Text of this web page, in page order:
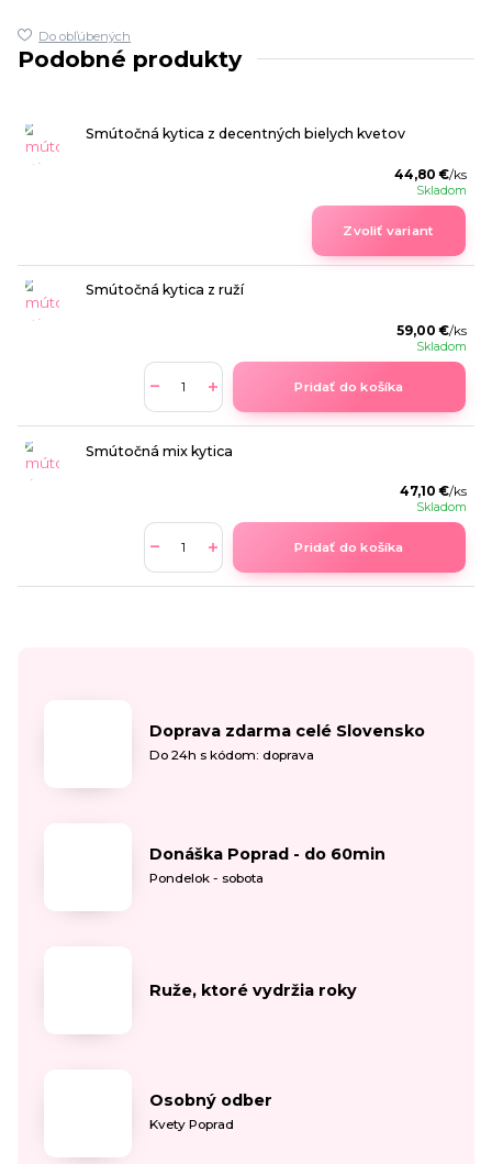
Do obľúbených
Podobné produkty
Smútočná kytica z decentných bielych kvetov
44,80 €/ks
Skladom
Zvoliť variant
Smútočná kytica z ruží
59,00 €/ks
Skladom
Pridať do košíka
Smútočná mix kytica
47,10 €/ks
Skladom
Pridať do košíka
Doprava zdarma celé Slovensko
Do 24h s kódom: doprava
Donáška Poprad - do 60min
Pondelok - sobota
Ruže, ktoré vydržia roky
Osobný odber
Kvety Poprad